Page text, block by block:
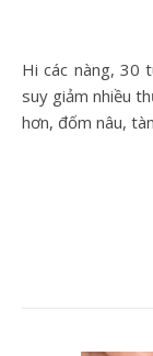
Hi các nàng, 30 tuổi, không già, không trẻ nhưng lại là mốc
suy giảm nhiều
hơn, đốm nâu,